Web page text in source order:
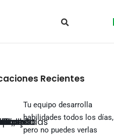
Recientes
Tu equipo desarrolla
habilidades todos los días,
pero no puedes verlas